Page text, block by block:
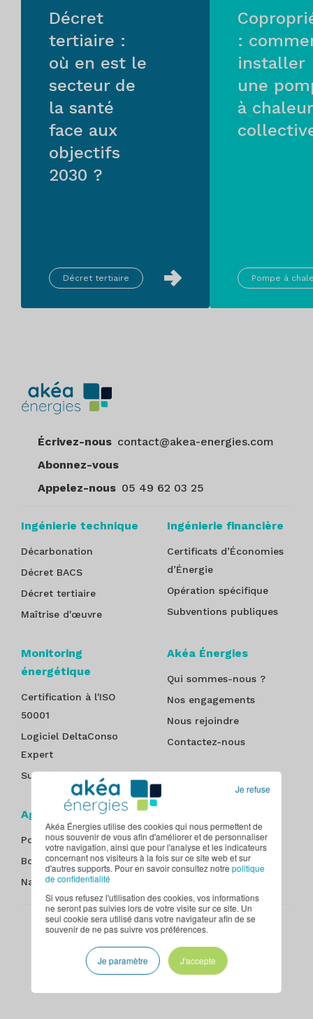
Akéa Énergies utilise des cookies qui nous permettent de
nous souvenir de vous afin d'améliorer et de personnaliser
votre navigation, ainsi que pour l'analyse et les indicateurs
concernant nos visiteurs à la fois sur ce site web et sur
d'autres supports. Pour en savoir consultez notre politique
de confidentialité
Si vous refusez l'utilisation des cookies, vos informations
ne seront pas suivies lors de votre visite sur ce site. Un
seul cookie sera utilisé dans votre navigateur afin de se
souvenir de ne pas suivre vos préférences.
Je paramètre J'accepte
Je refuse
Décret
tertiaire :
où en est le
secteur de
la santé
face aux
objectifs
2030 ?
Décret tertiaire
:
installer
une
à chaleur
Pompe à
Écrivez-nous contact@akea-energies.com
Abonnez-vous
Appelez-nous 05 49 62 03 25
Ingénierie technique
Décarbonation
Décret BACS
Décret tertiaire
Maîtrise d'œuvre
Ingénierie financière
Certificats d’Économies
d’Énergie
Opération spécifique
Subventions publiques
Monitoring
énergétique
Certification à l'ISO
50001
Logiciel DeltaConso
Expert
Suivi énergétique
Akéa Énergies
Qui sommes-nous ?
Nos engagements
Nous rejoindre
Contactez-nous
Agences
Poitiers
Bordeaux
Nancy
Nantes
Paris - Île-de-France
Plan du site Mentions légales Politique de confidentialité
CGU Contact